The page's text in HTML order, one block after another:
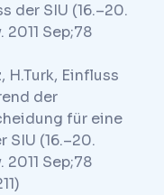
der SIU (16.–20.
Sep;78
H.Turk, Einfluss
der
für eine
SIU (16.–20.
Sep;78